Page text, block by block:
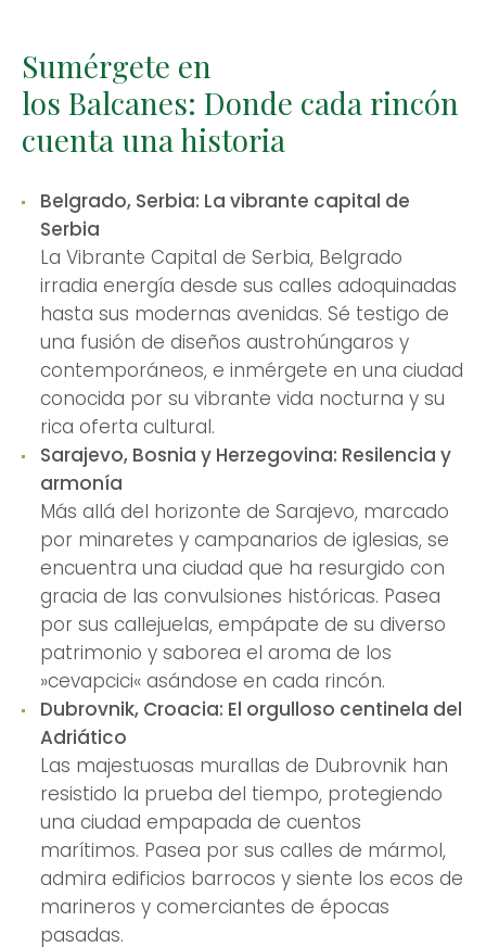
Sumérgete en
los Balcanes: Donde cada rincón
cuenta una historia
Belgrado, Serbia: La vibrante capital de
Serbia
La Vibrante Capital de Serbia, Belgrado
irradia energía desde sus calles adoquinadas
hasta sus modernas avenidas. Sé testigo de
una fusión de diseños austrohúngaros y
contemporáneos, e inmérgete en una ciudad
conocida por su vibrante vida nocturna y su
rica oferta cultural.
Sarajevo, Bosnia y Herzegovina: Resilencia y
armonía
Más allá del horizonte de Sarajevo, marcado
por minaretes y campanarios de iglesias, se
encuentra una ciudad que ha resurgido con
gracia de las convulsiones históricas. Pasea
por sus callejuelas, empápate de su diverso
patrimonio y saborea el aroma de los
»cevapcici« asándose en cada rincón.
Dubrovnik, Croacia: El orgulloso centinela del
Adriático
Las majestuosas murallas de Dubrovnik han
resistido la prueba del tiempo, protegiendo
una ciudad empapada de cuentos
marítimos. Pasea por sus calles de mármol,
admira edificios barrocos y siente los ecos de
marineros y comerciantes de épocas
pasadas.